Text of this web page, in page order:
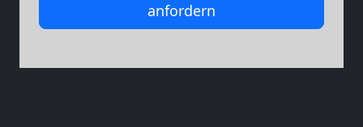
anfordern